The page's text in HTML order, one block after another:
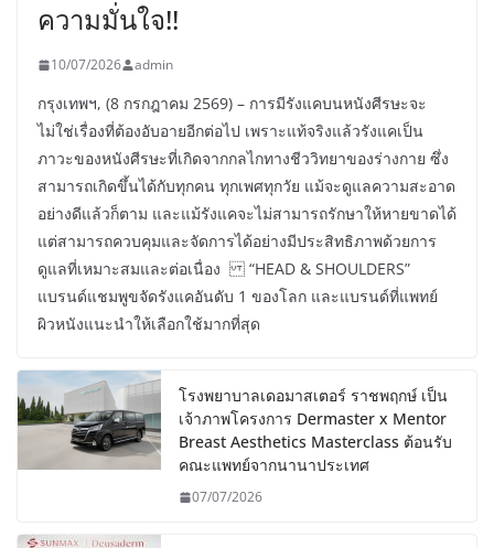
ความมั่นใจ!!
10/07/2026 admin
กรุงเทพฯ, (8 กรกฎาคม 2569) – การมีรังแคบนหนังศีรษะจะ
ไม่ใช่เรื่องที่ต้องอับอายอีกต่อไป เพราะแท้จริงแล้วรังแคเป็น
ภาวะของหนังศีรษะที่เกิดจากกลไกทางชีววิทยาของร่างกาย ซึ่ง
สามารถเกิดขึ้นได้กับทุกคน ทุกเพศทุกวัย แม้จะดูแลความสะอาด
อย่างดีแล้วก็ตาม และแม้รังแคจะไม่สามารถรักษาให้หายขาดได้
แต่สามารถควบคุมและจัดการได้อย่างมีประสิทธิภาพด้วยการ
ดูแลที่เหมาะสมและต่อเนื่อง “HEAD & SHOULDERS”
แบรนด์แชมพูขจัดรังแคอันดับ 1 ของโลก และแบรนด์ที่แพทย์
ผิวหนังแนะนำให้เลือกใช้มากที่สุด
โรงพยาบาลเดอมาสเตอร์ ราชพฤกษ์ เป็น
เจ้าภาพโครงการ Dermaster x Mentor
Breast Aesthetics Masterclass ต้อนรับ
คณะแพทย์จากนานาประเทศ
07/07/2026